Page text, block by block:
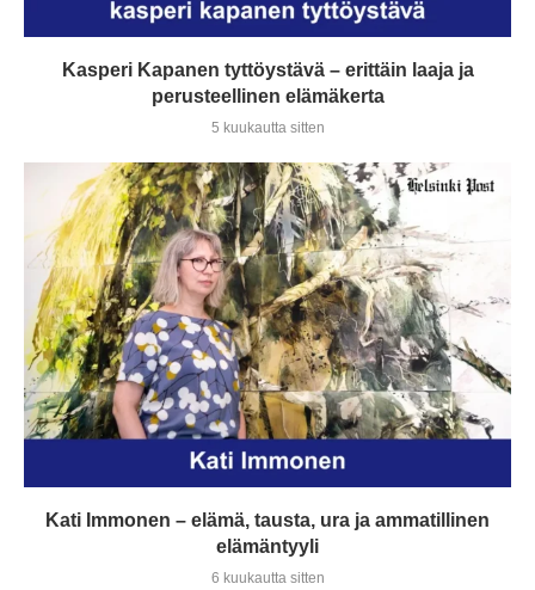
Kasperi Kapanen tyttöystävä – erittäin laaja ja
perusteellinen elämäkerta
5 kuukautta sitten
Kati Immonen – elämä, tausta, ura ja ammatillinen
elämäntyyli
6 kuukautta sitten